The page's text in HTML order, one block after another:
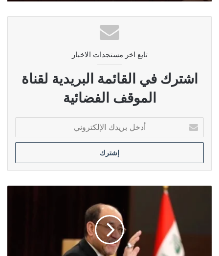
تابع اخر مستجدات الاخبار
اشترك في القائمة البريدية لقناة
الموقف الفضائية
بريدك
الإلكتروني